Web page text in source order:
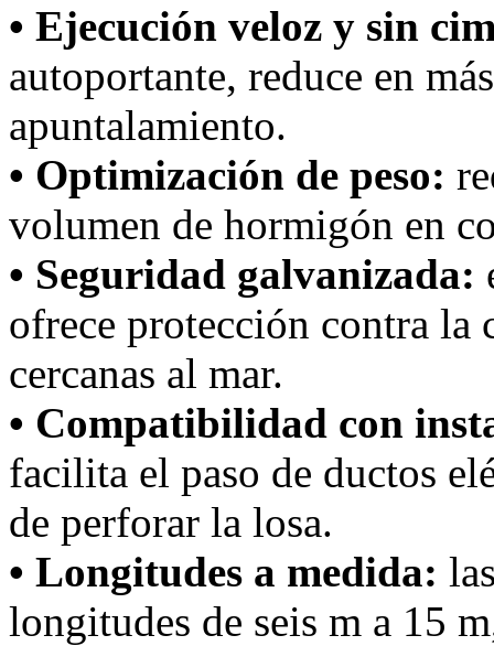
• Ejecución veloz y sin
autoportante, reduce en
apuntalamiento.
• Optimización de peso:
volumen de hormigón en
• Seguridad galvanizada:
ofrece protección contra la
cercanas al mar.
• Compatibilidad con
facilita el paso de ductos
de perforar la losa.
• Longitudes a medida:
longitudes de seis m a 15